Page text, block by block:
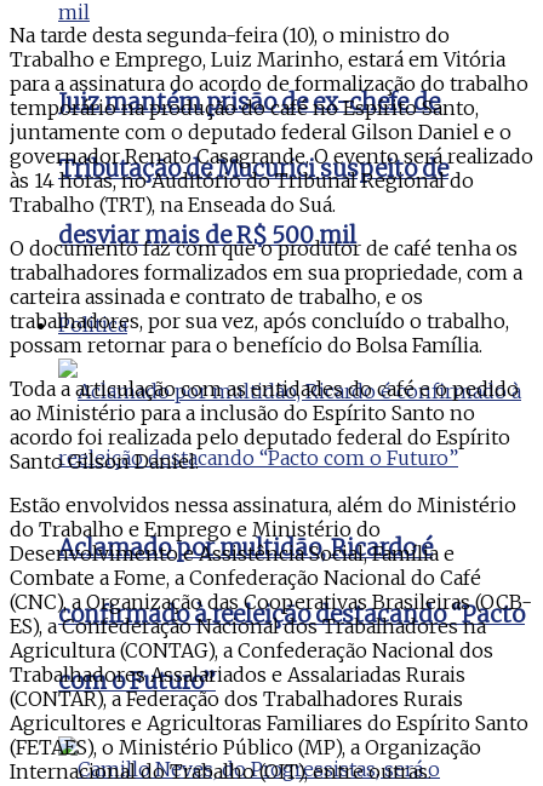
Juiz mantém prisão de ex-chefe de
Tributação de Mucurici suspeito de
desviar mais de R$ 500 mil
Politica
Aclamado por multidão, Ricardo é
confirmado à reeleição destacando “Pacto
com o Futuro”
Na tarde desta segunda-feira (10), o ministro do
Trabalho e Emprego, Luiz Marinho, estará em Vitória
para a assinatura do acordo de formalização do trabalho
temporário na produção do café no Espírito Santo,
juntamente com o deputado federal Gilson Daniel e o
governador Renato Casagrande. O evento será realizado
às 14 horas, no Auditório do Tribunal Regional do
Trabalho (TRT), na Enseada do Suá.
O documento faz com que o produtor de café tenha os
trabalhadores formalizados em sua propriedade, com a
carteira assinada e contrato de trabalho, e os
trabalhadores, por sua vez, após concluído o trabalho,
possam retornar para o benefício do Bolsa Família.
Toda a articulação com as entidades do café e o pedido
ao Ministério para a inclusão do Espírito Santo no
acordo foi realizada pelo deputado federal do Espírito
Santo Gilson Daniel.
Estão envolvidos nessa assinatura, além do Ministério
do Trabalho e Emprego e Ministério do
Desenvolvimento e Assistência Social, Família e
Combate a Fome, a Confederação Nacional do Café
(CNC), a Organização das Cooperativas Brasileiras (OCB-
ES), a Confederação Nacional dos Trabalhadores na
Agricultura (CONTAG), a Confederação Nacional dos
Trabalhadores Assalariados e Assalariadas Rurais
(CONTAR), a Federação dos Trabalhadores Rurais
Agricultores e Agricultoras Familiares do Espírito Santo
(FETAES), o Ministério Público (MP), a Organização
Internacional do Trabalho (OIT), entre outras.